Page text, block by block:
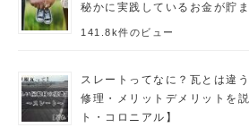
秘かに実践しているお金が貯
141.8k件のビュー
スレートってなに？瓦とは違
修理・メリットデメリットを
ト・コロニアル】